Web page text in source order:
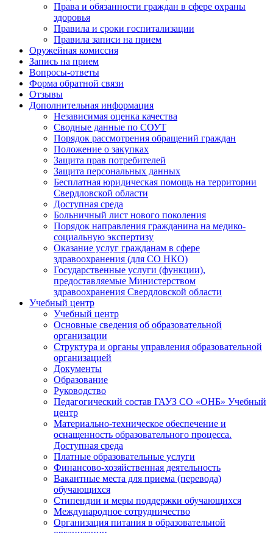
Права и обязанности граждан в сфере охраны
здоровья
Правила и сроки госпитализации
Правила записи на прием
Оружейная комиссия
Запись на прием
Вопросы-ответы
Форма обратной связи
Отзывы
Дополнительная информация
Независимая оценка качества
Сводные данные по СОУТ
Порядок рассмотрения обращений граждан
Положение о закупках
Защита прав потребителей
Защита персональных данных
Бесплатная юридическая помощь на территории
Свердловской области
Доступная среда
Больничный лист нового поколения
Порядок направления гражданина на медико-
социальную экспертизу
Оказание услуг гражданам в сфере
здравоохранения (для СО НКО)
Государственные услуги (функции),
предоставляемые Министерством
здравоохранения Свердловской области
Учебный центр
Учебный центр
Основные сведения об образовательной
организации
Структура и органы управления образовательной
организацией
Документы
Образование
Руководство
Педагогический состав ГАУЗ СО «ОНБ» Учебный
центр
Материально-техническое обеспечение и
оснащенность образовательного процесса.
Доступная среда
Платные образовательные услуги
Финансово-хозяйственная деятельность
Вакантные места для приема (перевода)
обучающихся
Стипендии и меры поддержки обучающихся
Международное сотрудничество
Организация питания в образовательной